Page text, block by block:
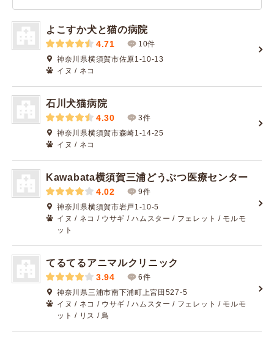
よこすか犬と猫の病院
4.71
10件
神奈川県横須賀市佐原1-10-13
イヌ / ネコ
石川犬猫病院
4.30
3件
神奈川県横須賀市森崎1-14-25
イヌ / ネコ
Kawabata横須賀三浦どうぶつ医療センター
4.02
9件
神奈川県横須賀市岩戸1-10-5
イヌ / ネコ / ウサギ / ハムスター / フェレット / モルモ
ット
てるてるアニマルクリニック
3.94
6件
神奈川県三浦市南下浦町上宮田527-5
イヌ / ネコ / ウサギ / ハムスター / フェレット / モルモ
ット / リス / 鳥